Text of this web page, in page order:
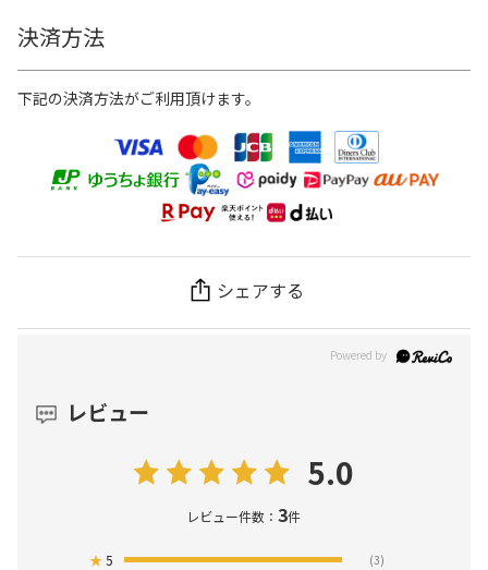
決済方法
下記の決済方法がご利用頂けます。
シェアする
レビュー
5.0
レビュー件数：3件
★5 (3)